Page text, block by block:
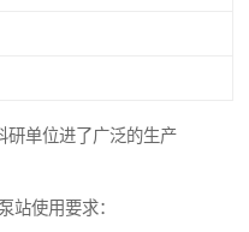
研单位进了广泛的生产
站使用要求：